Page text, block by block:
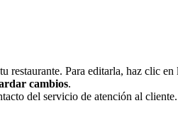
restaurante. Para editarla, haz clic en
cambios.
del servicio de atención al cliente.